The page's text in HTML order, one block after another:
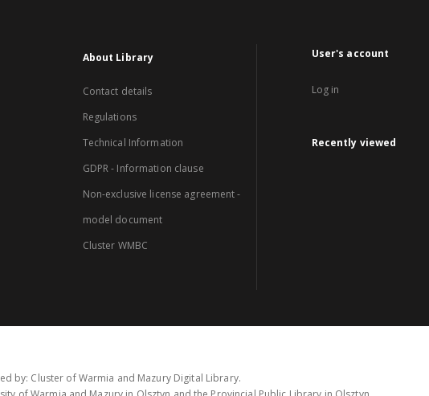
About Library
Contact details
Regulations
Technical Information
GDPR - Information clause
Non-exclusive license agreement -
model document
Cluster WMBC
User's account
Log in
Recently viewed
by: Cluster of Warmia and Mazury Digital Library.